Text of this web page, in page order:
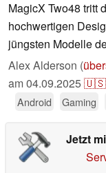
MagicX Two48 tritt
hochwertigen
jüngsten Modelle
Alex Alderson (
am04.09.2025🇺🇸
Android Gaming
Jetzt